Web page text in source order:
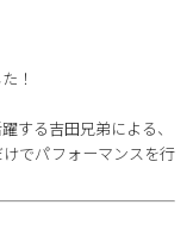
！
する吉田兄弟による、
でパフォーマンスを行